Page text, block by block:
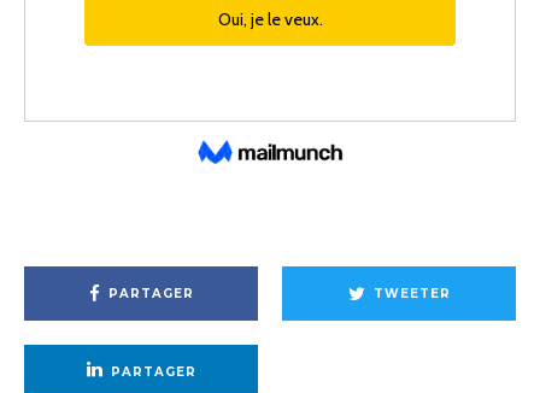
PARTAGER TWEETER
PARTAGER